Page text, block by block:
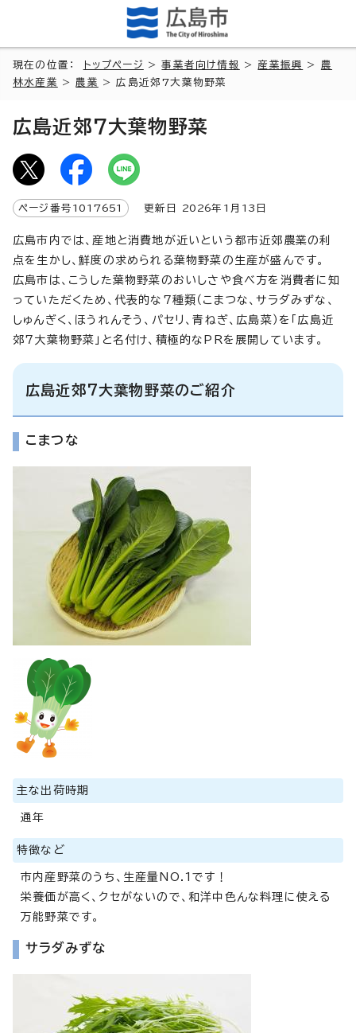
現在の位置： トップページ >事業者向け情報 > 産業振興 > 農
林水産業
> 農業 > 広島近郊7大葉物野菜
広島近郊7大葉物野菜
ページ番号 1017651 更新日 2026年1月 13 日
広島市内では、産地と消費地が近いという都市近郊農業の利
点を生かし、鮮度の求められる葉物野菜の生産が盛んです。
広島市は、こうした葉物野菜のおいしさや食べ方を消費者に知
っていただくため、代表的な7種類（こまつな、サラダみずな、
しゅんぎく、ほうれんそう、パセリ、青ねぎ、広島菜）を「広島近
郊7大葉物野菜」と名付け、積極的なPRを展開しています。
広島近郊7大葉物野菜のご紹介
こまつな
主な出荷時期
通年
特徴など
市内産野菜のうち、生産量NO.1です！
栄養価が高く、クセがないので、和洋中色んな料理に使える
万能野菜です。
サラダみずな